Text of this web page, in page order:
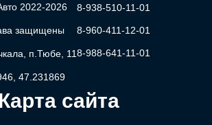
2022-2026
защищены
п.Тюбе, 11
47.231869
8-938-510-11-01
8-960-411-12-01
8-988-641-11-01
Карта сайта